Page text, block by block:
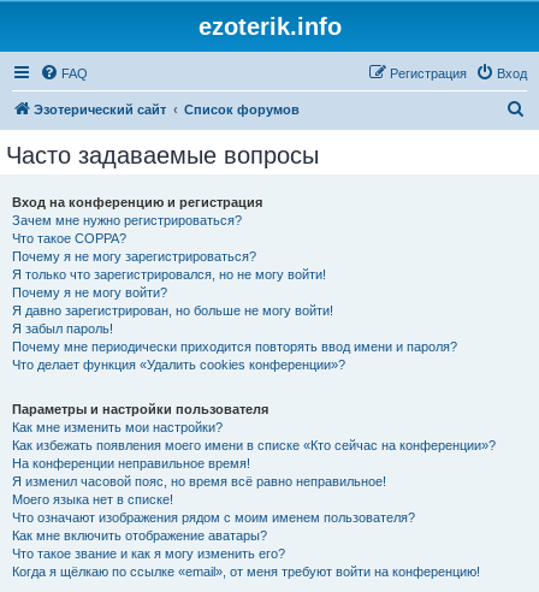
ezoterik.info
FAQ Вход
Регистрация
Эзотерический сайт Список форумов
Часто задаваемые вопросы
Вход на конференцию и регистрация
Зачем мне нужно регистрироваться?
Что такое COPPA?
Почему я не могу зарегистрироваться?
Я только что зарегистрировался, но не могу войти!
Почему я не могу войти?
Я давно зарегистрирован, но больше не могу войти!
Я забыл пароль!
Почему мне периодически приходится повторять ввод имени и пароля?
Что делает функция «Удалить cookies конференции»?
Параметры и настройки пользователя
Как мне изменить мои настройки?
Как избежать появления моего имени в списке «Кто сейчас на конференции»?
На конференции неправильное время!
Я изменил часовой пояс, но время всё равно неправильное!
Моего языка нет в списке!
Что означают изображения рядом с моим именем пользователя?
Как мне включить отображение аватары?
Что такое звание и как я могу изменить его?
Когда я щёлкаю по ссылке «email», от меня требуют войти на конференцию!